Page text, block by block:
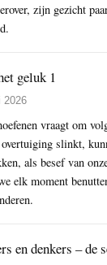
zijn gezicht
geluk 1
2026
vraagt om
slinkt,
als besef van
elk moment
en denkers – de